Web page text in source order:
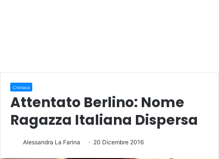
Cronaca
Attentato Berlino: Nome
Ragazza Italiana Dispersa
Alessandra La Farina 20 Dicembre 2016